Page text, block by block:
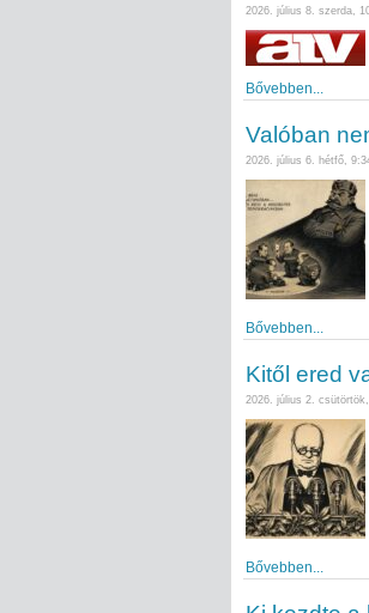
2026. július 8. szerda,
Bővebben...
Valóban
2026. július 6. hétfő,
Bővebben...
Kitől ered
2026. július 2.
Bővebben...